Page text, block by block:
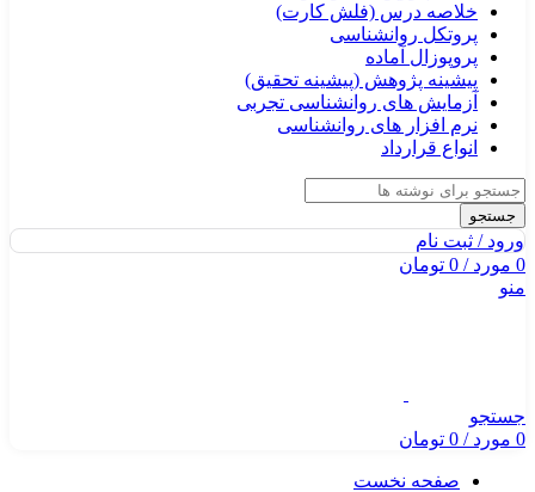
خلاصه درس (فلش کارت)
پروتکل روانشناسی
پروپوزال آماده
پیشینه پژوهش (پیشینه تحقیق)
آزمایش های روانشناسی تجربی
نرم افزار های روانشناسی
انواع قرارداد
جستجو
ورود / ثبت نام
0 مورد/
0 تومان
منو
جستجو
0 مورد/
0 تومان
صفحه نخست